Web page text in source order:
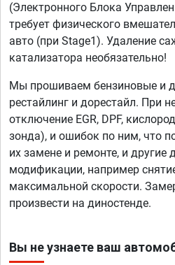
(Электронного Блока
требует физического
авто (при Stage1). Удаление
катализатора необязательно!
Мы прошиваем бензиновые и
рестайлинг и дорестайл. При
отключение EGR, DPF,
зонда), и ошибок по ним, что
их замене и ремонте, и другие
модификации, например
максимальной скорости.
произвести на диностенде.
Вы не узнаете ваш